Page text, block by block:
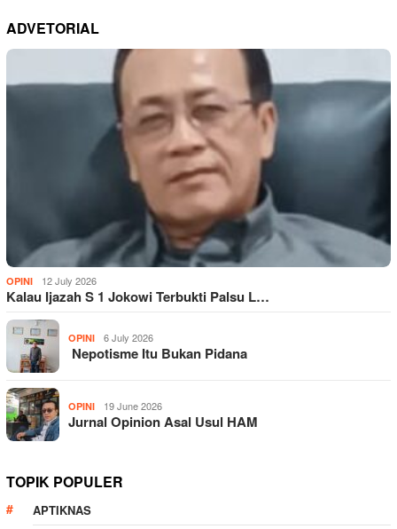
ADVETORIAL
OPINI 12 July 2026
Kalau Ijazah S 1 Jokowi Terbukti Palsu L…
OPINI 6 July 2026
Nepotisme Itu Bukan Pidana
OPINI 19 June 2026
Jurnal Opinion Asal Usul HAM
TOPIK POPULER
APTIKNAS